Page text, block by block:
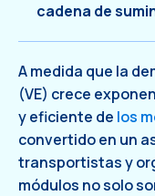
cadena de
A medida que la
(VE) crece
y eficiente de los
convertido en un
transportistas y
módulos no solo